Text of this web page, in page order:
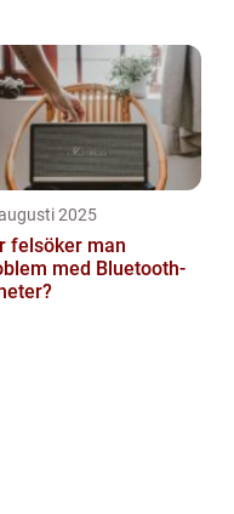
2025
felsöker man
med Bluetooth-